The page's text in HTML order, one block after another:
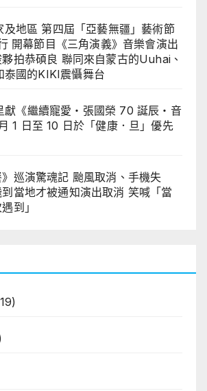
及地區 第四屆「亞藝無疆」藝術節
開幕節目《三角演義》音樂會演出
拍恭碩良 聯同來自蒙古的Uuhai、
泰國的KIKI震懾舞台
獻《繼續寵愛・張國榮 70 誕辰・音
1 日至 10 日於「健康．旦」優先
巡演驚魂記 颱風取消、手機失
當地才被通知演出取消 笑喊「當
到」